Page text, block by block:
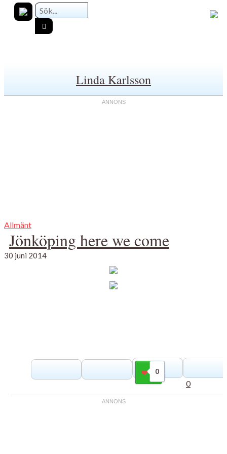
Linda Karlsson
Allmänt
Jönköping here we come
30 juni 2014
0
Gilla
0